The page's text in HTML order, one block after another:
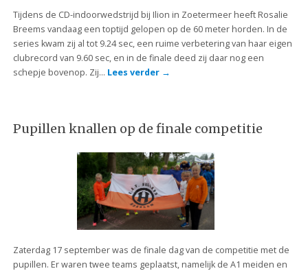
Tijdens de CD-indoorwedstrijd bij Ilion in Zoetermeer heeft Rosalie
Breems vandaag een toptijd gelopen op de 60 meter horden. In de
series kwam zij al tot 9.24 sec, een ruime verbetering van haar eigen
clubrecord van 9.60 sec, en in de finale deed zij daar nog een
schepje bovenop. Zij… Lees verder →
Pupillen knallen op de finale competitie
Zaterdag 17 september was de finale dag van de competitie met de
pupillen. Er waren twee teams geplaatst, namelijk de A1 meiden en